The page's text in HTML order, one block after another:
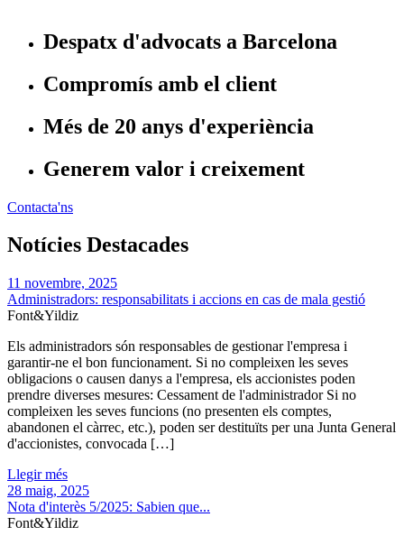
Despatx d'advocats a Barcelona
Compromís amb el client
Més de 20 anys d'experiència
Generem valor i creixement
Contacta'ns
Notícies Destacades
11 novembre, 2025
Administradors: responsabilitats i accions en cas de mala gestió
Font&Yildiz
Els administradors són responsables de gestionar l'empresa i
garantir-ne el bon funcionament. Si no compleixen les seves
obligacions o causen danys a l'empresa, els accionistes poden
prendre diverses mesures: Cessament de l'administrador Si no
compleixen les seves funcions (no presenten els comptes,
abandonen el càrrec, etc.), poden ser destituïts per una Junta General
d'accionistes, convocada […]
Llegir més
28 maig, 2025
Nota d'interès 5/2025: Sabien que...
Font&Yildiz